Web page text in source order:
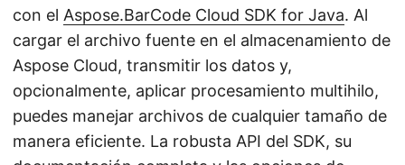
con el Aspose.BarCode Cloud SDK for Java. Al
cargar el archivo fuente en el almacenamiento de
Aspose Cloud, transmitir los datos y,
opcionalmente, aplicar procesamiento multihilo,
puedes manejar archivos de cualquier tamaño de
manera eficiente. La robusta API del SDK, su